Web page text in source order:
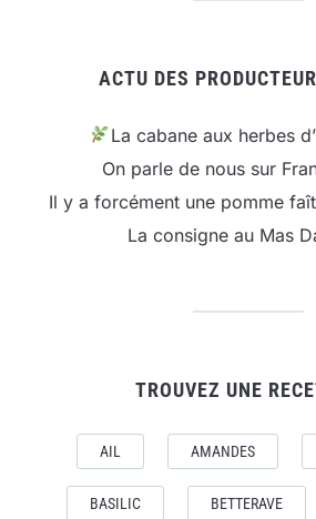
ACTU DES
La cabane aux herbes
On parle de nous sur
Il y a forcément une pomme
La consigne au Mas
TROUVEZ UNE
AIL AMANDES
BASILIC BETTERAVE